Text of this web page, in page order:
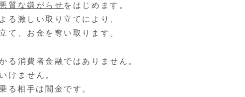
悪質な嫌がらせ をはじめます。
る激しい取り立てにより、
て、お金を奪い取ります。
る消費者金融ではありません。
けません。
相手は闇金です。